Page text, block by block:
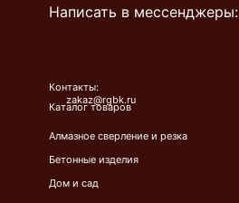
Написать в мессенджеры:
Контакты:
zakaz@rgbk.ru
Каталог товаров
Алмазное сверление и резка
Бетонные изделия
Дом и сад